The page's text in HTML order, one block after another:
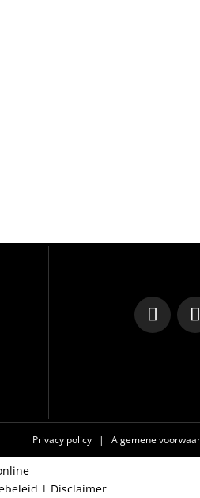
Privacy policy | Algemene
| Disclaimer